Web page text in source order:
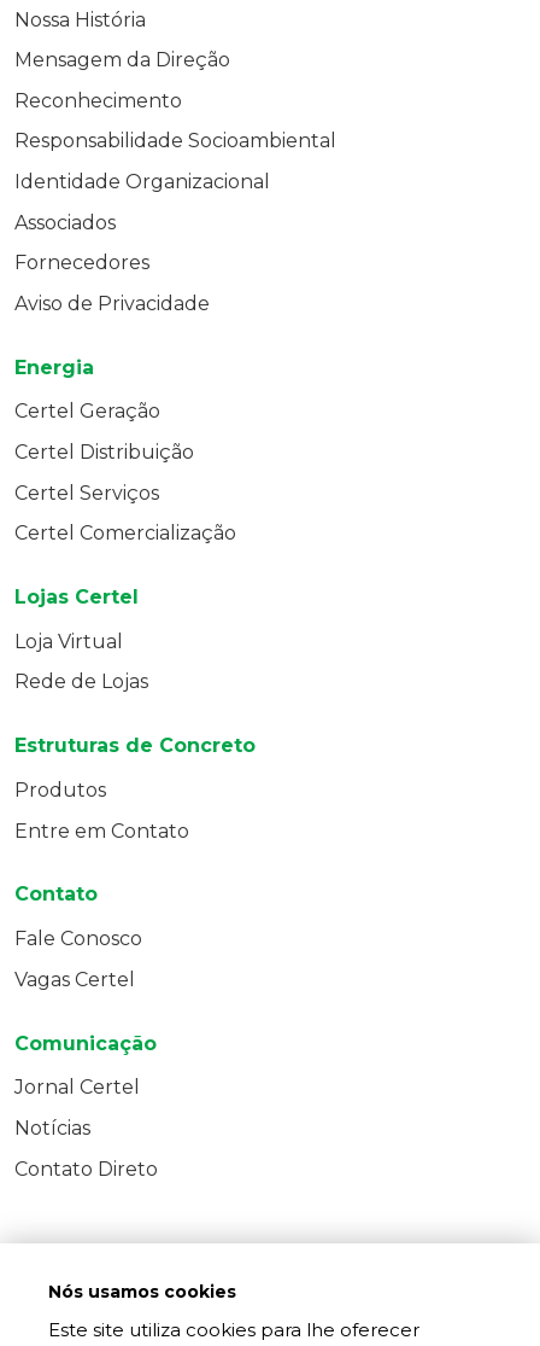
Nossa História
Mensagem da Direção
Reconhecimento
Responsabilidade Socioambiental
Identidade Organizacional
Associados
Fornecedores
Aviso de Privacidade
Energia
Certel Geração
Certel Distribuição
Certel Serviços
Certel Comercialização
Lojas Certel
Loja Virtual
Rede de Lojas
Estruturas de Concreto
Produtos
Entre em Contato
Contato
Fale Conosco
Vagas Certel
Comunicação
Jornal Certel
Notícias
Contato Direto
Nós usamos cookies
Este site utiliza cookies para lhe oferecer